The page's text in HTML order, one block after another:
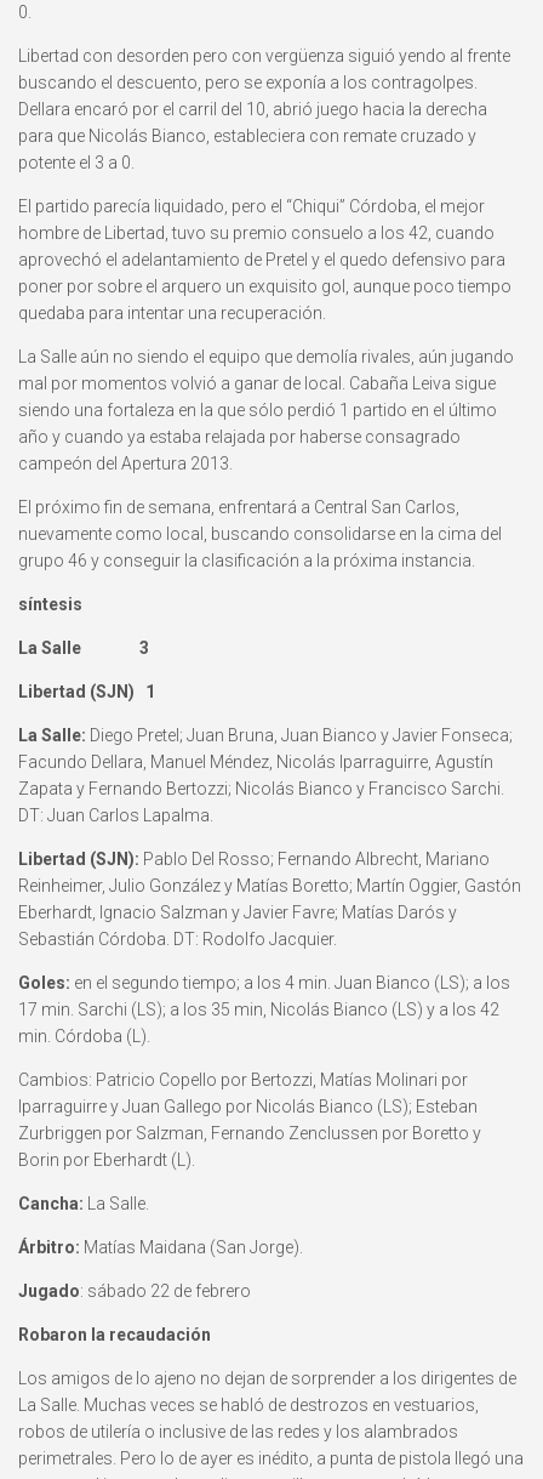
0.
Libertad con desorden pero con vergüenza siguió yendo al frente
buscando el descuento, pero se exponía a los contragolpes.
Dellara encaró por el carril del 10, abrió juego hacia la derecha
para que Nicolás Bianco, estableciera con remate cruzado y
potente el 3 a 0.
El partido parecía liquidado, pero el “Chiqui” Córdoba, el mejor
hombre de Libertad, tuvo su premio consuelo a los 42, cuando
aprovechó el adelantamiento de Pretel y el quedo defensivo para
poner por sobre el arquero un exquisito gol, aunque poco tiempo
quedaba para intentar una recuperación.
La Salle aún no siendo el equipo que demolía rivales, aún jugando
mal por momentos volvió a ganar de local. Cabaña Leiva sigue
siendo una fortaleza en la que sólo perdió 1 partido en el último
año y cuando ya estaba relajada por haberse consagrado
campeón del Apertura 2013.
El próximo fin de semana, enfrentará a Central San Carlos,
nuevamente como local, buscando consolidarse en la cima del
grupo 46 y conseguir la clasificación a la próxima instancia.
síntesis
La Salle 3
Libertad (SJN) 1
La Salle: Diego Pretel; Juan Bruna, Juan Bianco y Javier Fonseca;
Facundo Dellara, Manuel Méndez, Nicolás Iparraguirre, Agustín
Zapata y Fernando Bertozzi; Nicolás Bianco y Francisco Sarchi.
DT: Juan Carlos Lapalma.
Libertad (SJN): Pablo Del Rosso; Fernando Albrecht, Mariano
Reinheimer, Julio González y Matías Boretto; Martín Oggier, Gastón
Eberhardt, Ignacio Salzman y Javier Favre; Matías Darós y
Sebastián Córdoba. DT: Rodolfo Jacquier.
Goles: en el segundo tiempo; a los 4 min. Juan Bianco (LS); a los
17 min. Sarchi (LS); a los 35 min, Nicolás Bianco (LS) y a los 42
min. Córdoba (L).
Cambios: Patricio Copello por Bertozzi, Matías Molinari por
Iparraguirre y Juan Gallego por Nicolás Bianco (LS); Esteban
Zurbriggen por Salzman, Fernando Zenclussen por Boretto y
Borin por Eberhardt (L).
Cancha: La Salle.
Árbitro: Matías Maidana (San Jorge).
Jugado: sábado 22 de febrero
Robaron la recaudación
Los amigos de lo ajeno no dejan de sorprender a los dirigentes de
La Salle. Muchas veces se habló de destrozos en vestuarios,
robos de utilería o inclusive de las redes y los alambrados
perimetrales. Pero lo de ayer es inédito, a punta de pistola llegó una